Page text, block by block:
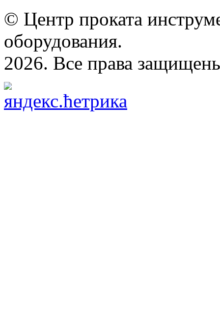
© Центр проката
оборудования.
2026. Все права